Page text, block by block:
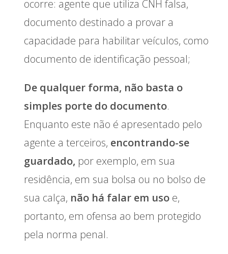
ocorre: agente que utiliza CNH falsa,
documento destinado a provar a
capacidade para habilitar veículos, como
documento de identificação pessoal;
De qualquer forma, não basta o
simples porte do documento.
Enquanto este não é apresentado pelo
agente a terceiros, encontrando-se
guardado, por exemplo, em sua
residência, em sua bolsa ou no bolso de
sua calça, não há falar em uso e,
portanto, em ofensa ao bem protegido
pela norma penal.